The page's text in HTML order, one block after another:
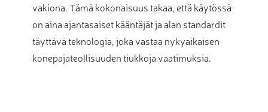
vakiona. Tämä kokonaisuus takaa, että käytössä
on aina ajantasaiset kääntäjät ja alan standardit
täyttävä teknologia, joka vastaa nykyaikaisen
konepajateollisuuden tiukkoja vaatimuksia.